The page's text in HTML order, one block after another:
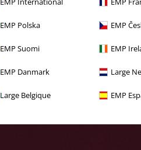
EMP Polska EMP
EMP Suomi EMP
EMP Danmark Large
Large Belgique EMP